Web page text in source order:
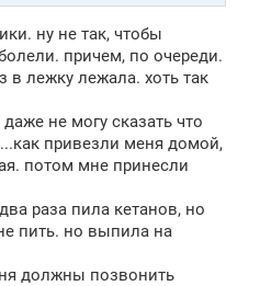
ну не так, чтобы
причем, по очереди.
лежку лежала. хоть так
не могу сказать что
привезли меня домой,
потом мне принесли
раза пила кетанов, но
пить. но выпила на
должны позвонить